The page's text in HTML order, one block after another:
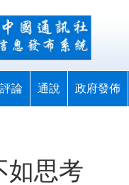
評論 通說 政府發佈
如思考